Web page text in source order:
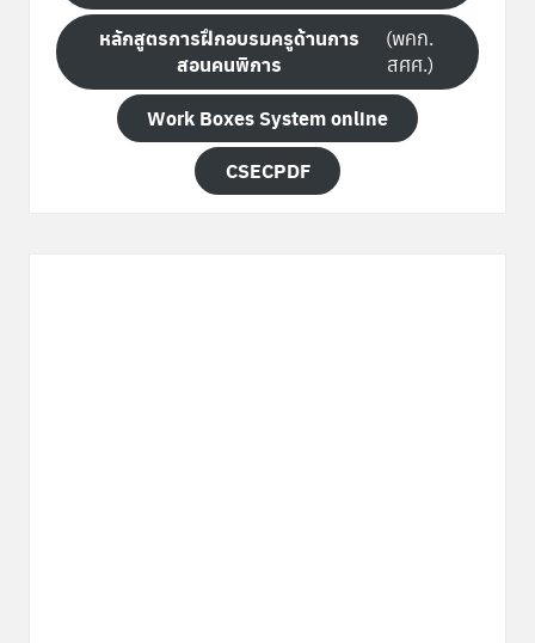
หลักสูตรการฝึกอบรมครูด้านการ
สอนคนพิการ
(พคก.
สศศ.)
Work Boxes System online
CSECPDF